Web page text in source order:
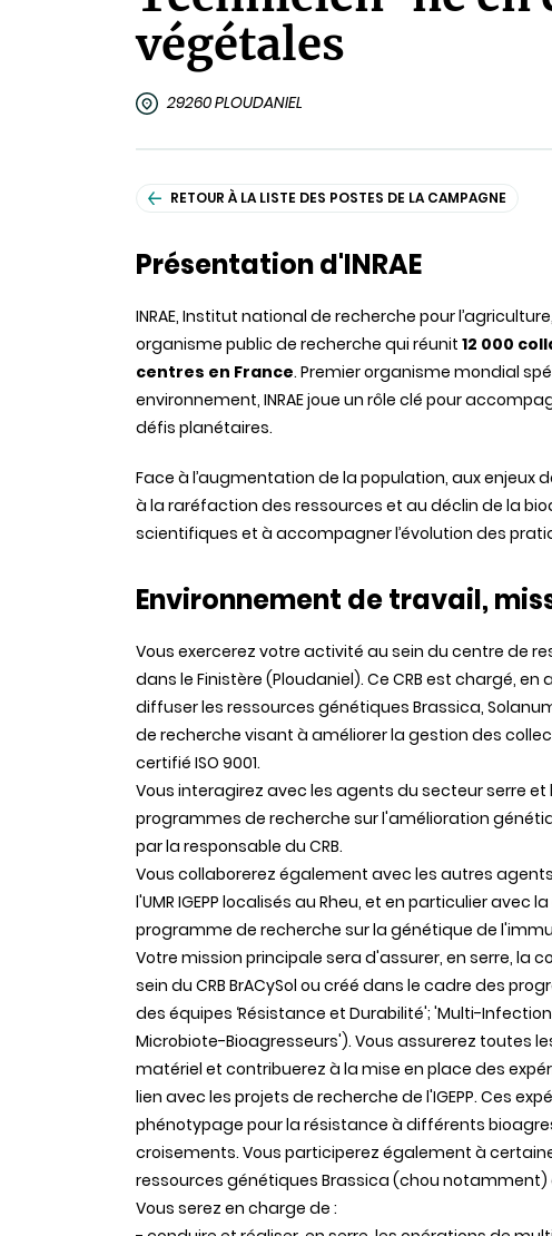
végétales
29260 PLOUDANIEL
RETOUR À LA LISTE DES POSTES DE LA CAMPAGNE
Présentation d'INRAE
INRAE, Institut national de recherche pour
organisme public de recherche qui réunit 12 000
centres en France. Premier organisme mondial
environnement, INRAE joue un rôle clé pour
défis planétaires.
Face à l’augmentation de la population, aux
à la raréfaction des ressources et au déclin de la
scientifiques et à accompagner l’évolution des
Environnement de travail,
Vous exercerez votre activité au sein du centre de
dans le Finistère (Ploudaniel). Ce CRB est chargé,
diffuser les ressources génétiques Brassica,
de recherche visant à améliorer la gestion des
certifié ISO 9001.
Vous interagirez avec les agents du secteur serre
programmes de recherche sur l'amélioration
par la responsable du CRB.
Vous collaborerez également avec les autres
l'UMR IGEPP localisés au Rheu, et en particulier
programme de recherche sur la génétique de
Votre mission principale sera d'assurer, en serre,
sein du CRB BrACySol ou créé dans le cadre des
des équipes ‘Résistance et Durabilité'; 'Multi-
Microbiote-Bioagresseurs'). Vous assurerez toutes
matériel et contribuerez à la mise en place des
lien avec les projets de recherche de l'IGEPP. Ces
phénotypage pour la résistance à différents
croisements. Vous participerez également à
ressources génétiques Brassica (chou notamment)
Vous serez en charge de :